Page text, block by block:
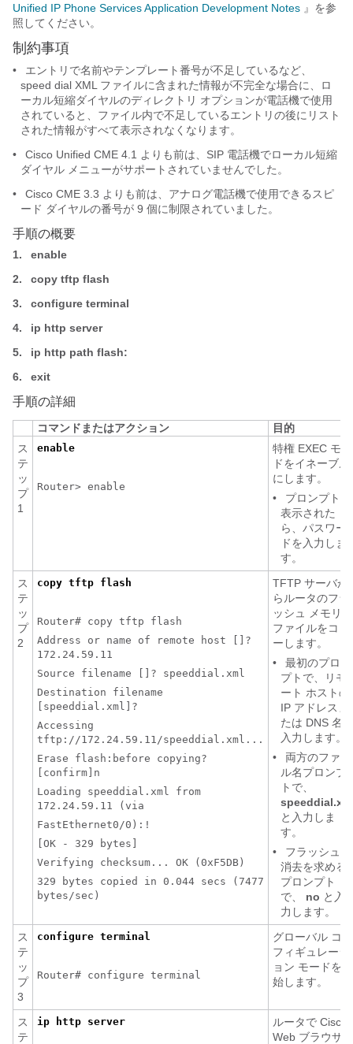
Unified IP Phone Services Application Development Notes 』を参
照してください。
制約事項
•
エントリで名前やテンプレート番号が不足しているなど、
speed dial XML ファイルに含まれた情報が不完全な場合に、ロ
ーカル短縮ダイヤルのディレクトリ オプションが電話機で使用
されていると、ファイル内で不足しているエントリの後にリスト
された情報がすべて表示されなくなります。
•
Cisco Unified CME 4.1 よりも前は、SIP 電話機でローカル短縮
ダイヤル メニューがサポートされていませんでした。
•
Cisco CME 3.3 よりも前は、アナログ電話機で使用できるスピ
ード ダイヤルの番号が 9 個に制限されていました。
手順の概要
1.
enable
2.
copy tftp flash
3.
configure terminal
4.
ip http server
5.
ip http path flash:
6.
exit
手順の詳細
コマンドまたはアクション
目的
ス
テ
ッ
プ
1
enable
Router> enable
特権 EXEC モー
ドをイネーブル
にします。
•
プロンプトが
表示された
ら、パスワー
ドを入力しま
す。
ス
テ
ッ
プ
2
copy tftp flash
Router# copy tftp flash
Address or name of remote host []?
172.24.59.11
Source filename []? speeddial.xml
Destination filename
[speeddial.xml]?
Accessing
tftp://172.24.59.11/speeddial.xml...
Erase flash:before copying?
[confirm]n
Loading speeddial.xml from
172.24.59.11 (via
FastEthernet0/0):!
[OK - 329 bytes]
Verifying checksum... OK (0xF5DB)
329 bytes copied in 0.044 secs (7477
bytes/sec)
TFTP サーバか
らルータのフラ
ッシュ メモリに
ファイルをコピ
ーします。
•
最初のプロン
プトで、リモ
ート ホストの
IP アドレスま
たは DNS 名を
入力します。
•
両方のファイ
ル名プロンプ
トで、
と入力しま
す。
•
フラッシュの
消去を求める
プロンプト
で、
no と入
力します。
ス
テ
ッ
プ
3
configure terminal
Router# configure terminal
グローバル コン
フィギュレーシ
ョン モードを開
始します。
ス
テ
ip http server
ルータで Cisco
Web ブラウザ